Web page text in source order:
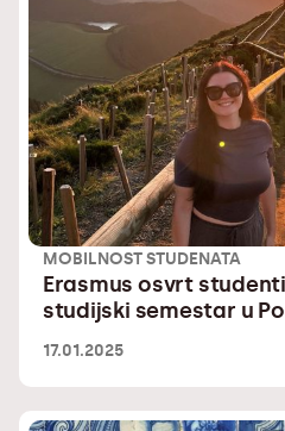
MOBILNOST STUDENATA
Erasmus osvrt
studijski semestar u
17.01.2025